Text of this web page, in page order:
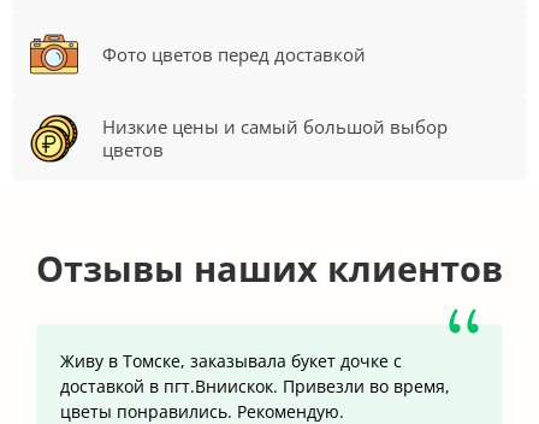
Фото цветов перед доставкой
Низкие цены и самый большой выбор
цветов
Отзывы наших клиентов
Живу в Томске, заказывала букет дочке с
доставкой в пгт.Вниискок. Привезли во время,
цветы понравились. Рекомендую.